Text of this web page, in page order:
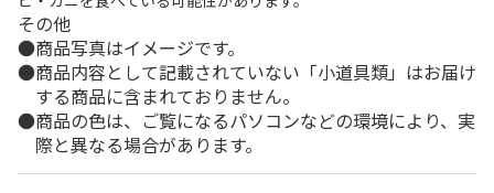
その他
商品写真はイメージです。
商品内容として記載されていない「小道具類」はお届け
する商品に含まれておりません。
商品の色は、ご覧になるパソコンなどの環境により、実
際と異なる場合があります。